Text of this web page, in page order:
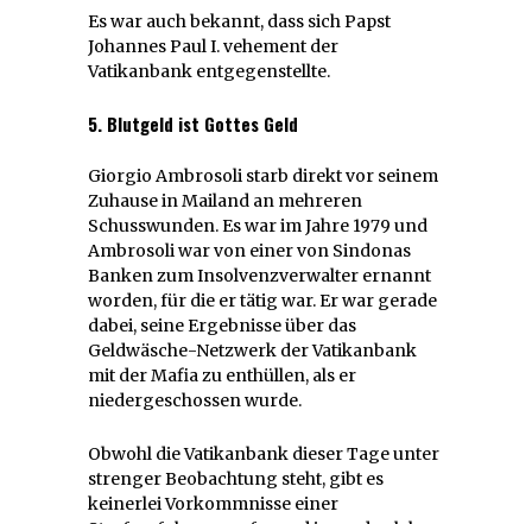
Es war auch bekannt, dass sich Papst
Johannes Paul I. vehement der
Vatikanbank entgegenstellte.
5. Blutgeld ist Gottes Geld
Giorgio Ambrosoli starb direkt vor seinem
Zuhause in Mailand an mehreren
Schusswunden. Es war im Jahre 1979 und
Ambrosoli war von einer von Sindonas
Banken zum Insolvenzverwalter ernannt
worden, für die er tätig war. Er war gerade
dabei, seine Ergebnisse über das
Geldwäsche-Netzwerk der Vatikanbank
mit der Mafia zu enthüllen, als er
niedergeschossen wurde.
Obwohl die Vatikanbank dieser Tage unter
strenger Beobachtung steht, gibt es
keinerlei Vorkommnisse einer